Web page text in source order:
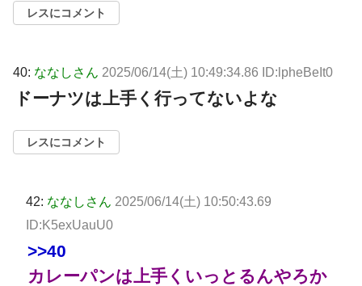
レスにコメント
40: ななしさん 2025/06/14(土) 10:49:34.86 ID:lpheBeIt0
ドーナツは上手く行ってないよな
レスにコメント
42: ななしさん 2025/06/14(土) 10:50:43.69
ID:K5exUauU0
>>40
カレーパンは上手くいっとるんやろか